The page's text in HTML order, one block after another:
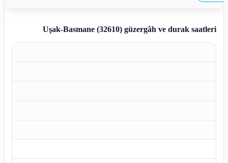
Uşak-Basmane (32610)güzergâh ve durak saatleri